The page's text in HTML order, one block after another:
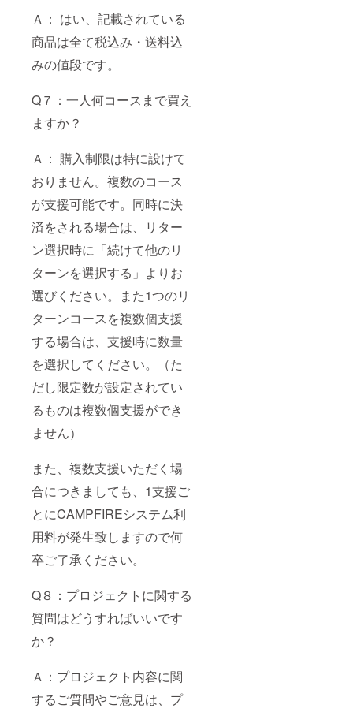
Ａ： はい、記載されている
商品は全て税込み・送料込
みの値段です。
Q７：一人何コースまで買え
ますか？
Ａ： 購入制限は特に設けて
おりません。複数のコース
が支援可能です。同時に決
済をされる場合は、リター
ン選択時に「続けて他のリ
ターンを選択する」よりお
選びください。また1つのリ
ターンコースを複数個支援
する場合は、支援時に数量
を選択してください。（た
だし限定数が設定されてい
るものは複数個支援ができ
ません）
また、複数支援いただく場
合につきましても、1支援ご
とにCAMPFIREシステム利
用料が発生致しますので何
卒ご了承ください。
Q８：プロジェクトに関する
質問はどうすればいいです
か？
Ａ：プロジェクト内容に関
するご質問やご意見は、プ